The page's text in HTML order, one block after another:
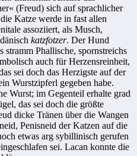
(Freud) sich auf sprachlicher
Katze werde in fast allen
assoziiert, als Musch,
katzfotzer. Der Hund
stramm Phallische, spornstreichs
auch für Herzensreinheit,
sei doch das Herzigste auf der
Wurstzipferl gegeben habe.
Wurst; im Gegenteil erhalte grad
das sei doch die größte
dicke Tränen über die Wangen
Penisneid der Katzen auf die
etwas arg sybillinisch gerufen
sei. Lacan konnte die